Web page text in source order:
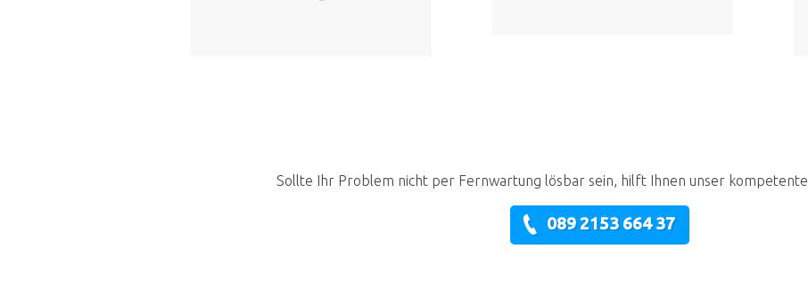
Sollte Ihr Problem nicht per Fernwartung lösbar sein, hilft Ihnen unser
089 2153 664 37